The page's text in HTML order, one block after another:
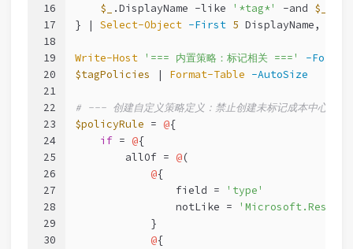
16
17
18
19
20
21
22
23
24
25
26
27
28
29
30
$_
.DisplayName -like '*tag*' -and $_
} | Select-Object -First 5 DisplayName, Name
Write-Host '=== 内置策略：标记相关 ==='
-
$tagPolicies | Format-Table -AutoSize
# --- 创建自定义策略定义：禁止创建未标记成本中心的
$policyRule = @{
if = @{
        allOf =
@(
@{
                field =
'type'
                notLike =
            }
@{